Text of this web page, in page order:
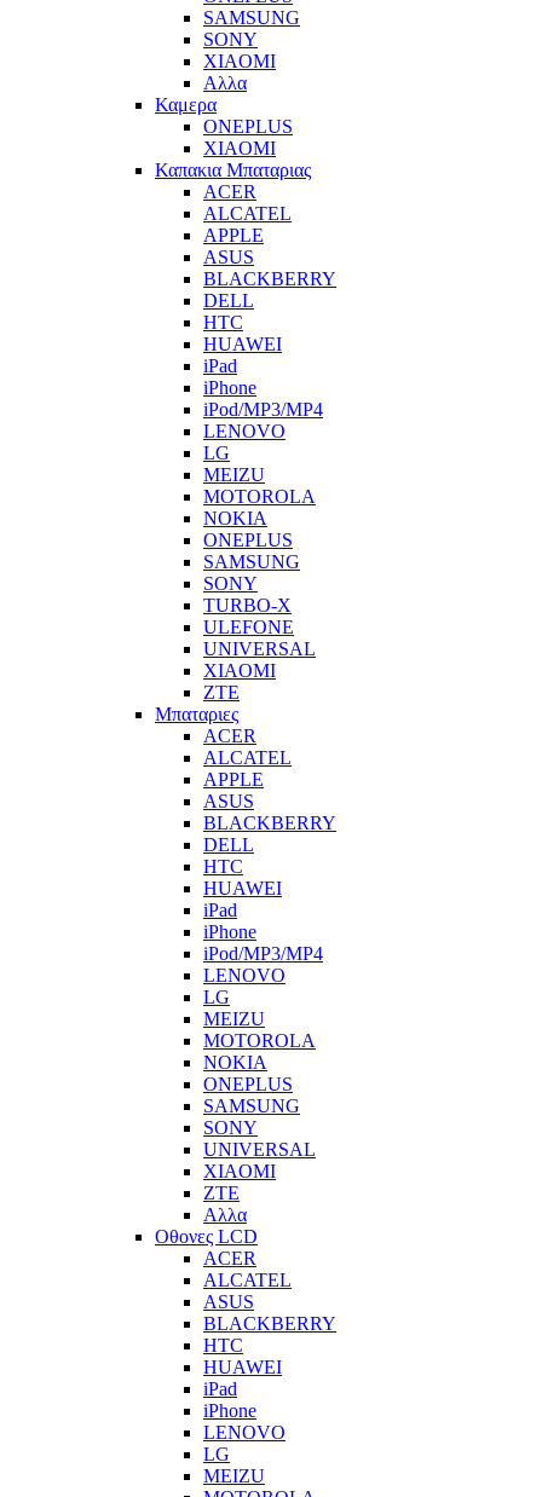
SAMSUNG
SONY
XIAOMI
Αλλα
Καμερα
ONEPLUS
XIAOMI
Καπακια Μπαταριας
ACER
ALCATEL
APPLE
ASUS
BLACKBERRY
DELL
HTC
HUAWEI
iPad
iPhone
iPod/MP3/MP4
LENOVO
LG
MEIZU
MOTOROLA
NOKIA
ONEPLUS
SAMSUNG
SONY
TURBO-X
ULEFONE
UNIVERSAL
XIAOMI
ZTE
Μπαταριες
ACER
ALCATEL
APPLE
ASUS
BLACKBERRY
DELL
HTC
HUAWEI
iPad
iPhone
iPod/MP3/MP4
LENOVO
LG
MEIZU
MOTOROLA
NOKIA
ONEPLUS
SAMSUNG
SONY
UNIVERSAL
XIAOMI
ZTE
Αλλα
Οθονες LCD
ACER
ALCATEL
ASUS
BLACKBERRY
HTC
HUAWEI
iPad
iPhone
LENOVO
LG
MEIZU